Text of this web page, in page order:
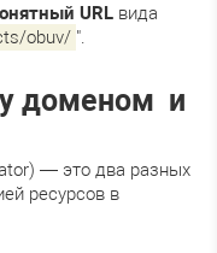
URL вида
obuv/ ".
доменом и
— это два разных
ресурсов в